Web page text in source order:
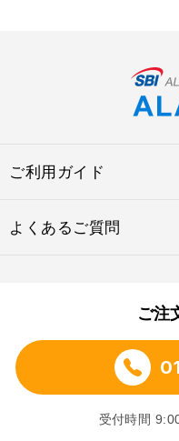
ご利用ガイド
よくあるご質問
ご注
受付時間